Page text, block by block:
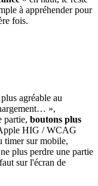
à appréhender pour
fois.
agréable au
»,
partie, boutons plus
HIG / WCAG
timer sur mobile,
plus perdre une partie
sur l'écran de